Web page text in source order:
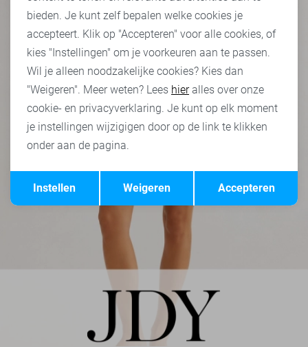
Terug Opslaan
bieden. Je kunt zelf bepalen welke cookies je
accepteert. Klik op "Accepteren" voor alle cookies, of
kies "Instellingen" om je voorkeuren aan te passen.
Wil je alleen noodzakelijke cookies? Kies dan
"Weigeren". Meer weten? Lees hieralles over onze
cookie- en privacyverklaring. Je kunt op elk moment
je instellingen wijzigigen door op de link te klikken
onder aan de pagina.
Accepteren
Weigeren
Instellen